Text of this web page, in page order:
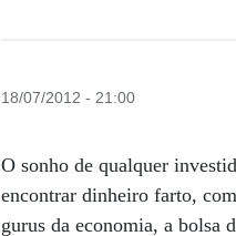
18/07/2012 - 21:00
O sonho de qualquer
encontrar dinheiro farto,
gurus da economia, a bolsa